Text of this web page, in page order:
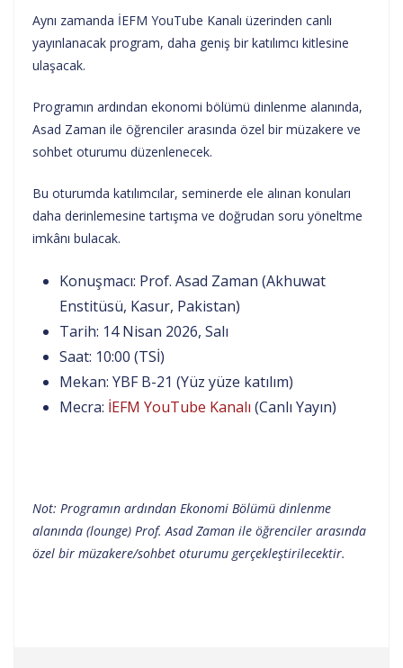
Aynı zamanda İEFM YouTube Kanalı üzerinden canlı
yayınlanacak program, daha geniş bir katılımcı kitlesine
ulaşacak.
Programın ardından ekonomi bölümü dinlenme alanında,
Asad Zaman ile öğrenciler arasında özel bir müzakere ve
sohbet oturumu düzenlenecek.
Bu oturumda katılımcılar, seminerde ele alınan konuları
daha derinlemesine tartışma ve doğrudan soru yöneltme
imkânı bulacak.
Konuşmacı: Prof. Asad Zaman (Akhuwat
Enstitüsü, Kasur, Pakistan)
Tarih: 14 Nisan 2026, Salı
Saat: 10:00 (TSİ)
Mekan: YBF B-21 (Yüz yüze katılım)
Mecra: İEFM YouTube Kanalı (Canlı Yayın)
Not: Programın ardından Ekonomi Bölümü dinlenme
alanında (lounge) Prof. Asad Zaman ile öğrenciler arasında
özel bir müzakere/sohbet oturumu gerçekleştirilecektir.